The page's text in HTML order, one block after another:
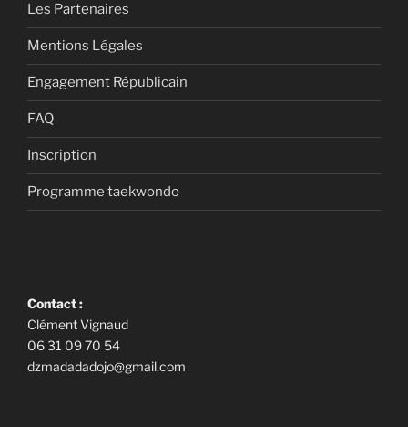
Les Partenaires
Mentions Légales
Engagement Républicain
FAQ
Inscription
Programme taekwondo
Contact :
Clément Vignaud
06 31 09 70 54
dzmadadadojo@gmail.com